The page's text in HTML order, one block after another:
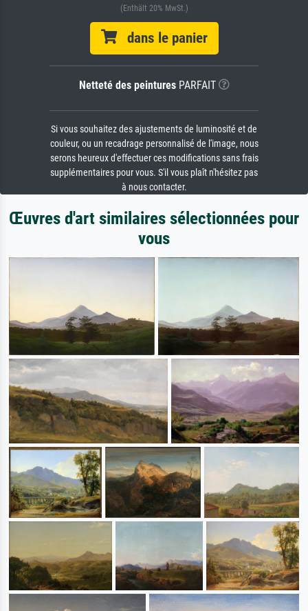
(Enthält 20% MwSt.)
dans le panier
Netteté des peinturesPARFAIT
Si vous souhaitez des ajustements de luminosité et de
couleur, ou un recadrage personnalisé de l'image, nous
serons heureux d'effectuer ces modifications sans frais
supplémentaires pour vous. S'il vous plaît n'hésitez pas
à nous contacter.
Œuvres d'art similaires sélectionnées pour
vous